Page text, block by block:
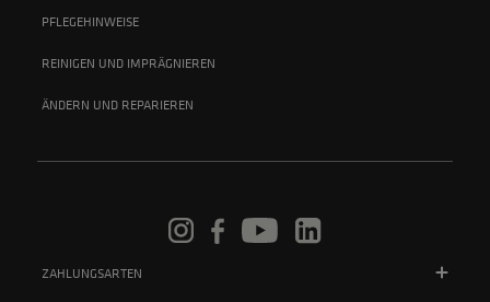
PFLEGEHINWEISE
REINIGEN UND IMPRÄGNIEREN
ÄNDERN UND REPARIEREN
ZAHLUNGSARTEN